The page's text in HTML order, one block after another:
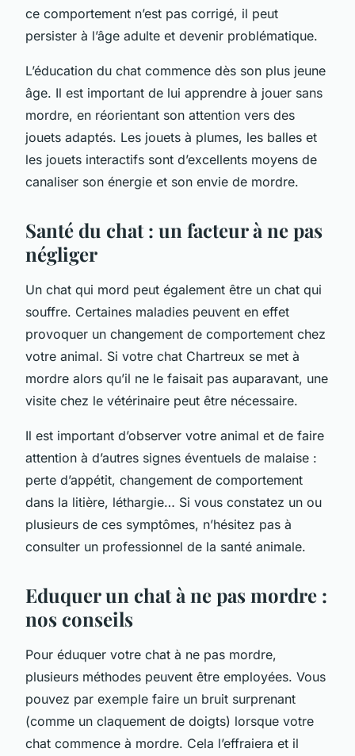
ce comportement n’est pas corrigé, il peut
persister à l’âge adulte et devenir problématique.
L’éducation du chat commence dès son plus jeune
âge. Il est important de lui apprendre à jouer sans
mordre, en réorientant son attention vers des
jouets adaptés. Les jouets à plumes, les balles et
les jouets interactifs sont d’excellents moyens de
canaliser son énergie et son envie de mordre.
Santé du chat : un facteur à ne pas
négliger
Un chat qui mord peut également être un chat qui
souffre. Certaines maladies peuvent en effet
provoquer un changement de comportement chez
votre animal. Si votre chat Chartreux se met à
mordre alors qu’il ne le faisait pas auparavant, une
visite chez le vétérinaire peut être nécessaire.
Il est important d’observer votre animal et de faire
attention à d’autres signes éventuels de malaise :
perte d’appétit, changement de comportement
dans la litière, léthargie… Si vous constatez un ou
plusieurs de ces symptômes, n’hésitez pas à
consulter un professionnel de la santé animale.
Eduquer un chat à ne pas mordre :
nos conseils
Pour éduquer votre chat à ne pas mordre,
plusieurs méthodes peuvent être employées. Vous
pouvez par exemple faire un bruit surprenant
(comme un claquement de doigts) lorsque votre
chat commence à mordre. Cela l’effraiera et il